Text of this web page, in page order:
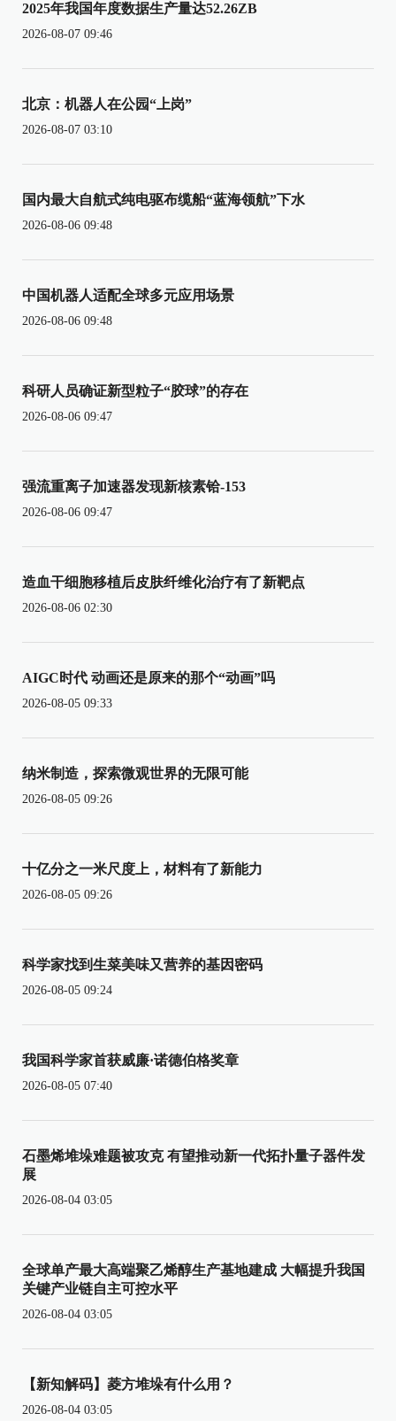
2025年我国年度数据生产量达52.26ZB
2026-08-07 09:46
北京：机器人在公园“上岗”
2026-08-07 03:10
国内最大自航式纯电驱布缆船“蓝海领航”下水
2026-08-06 09:48
中国机器人适配全球多元应用场景
2026-08-06 09:48
科研人员确证新型粒子“胶球”的存在
2026-08-06 09:47
强流重离子加速器发现新核素铪-153
2026-08-06 09:47
造血干细胞移植后皮肤纤维化治疗有了新靶点
2026-08-06 02:30
AIGC时代 动画还是原来的那个“动画”吗
2026-08-05 09:33
纳米制造，探索微观世界的无限可能
2026-08-05 09:26
十亿分之一米尺度上，材料有了新能力
2026-08-05 09:26
科学家找到生菜美味又营养的基因密码
2026-08-05 09:24
我国科学家首获威廉·诺德伯格奖章
2026-08-05 07:40
石墨烯堆垛难题被攻克 有望推动新一代拓扑量子器件发
展
2026-08-04 03:05
全球单产最大高端聚乙烯醇生产基地建成 大幅提升我国
关键产业链自主可控水平
2026-08-04 03:05
【新知解码】菱方堆垛有什么用？
2026-08-04 03:05